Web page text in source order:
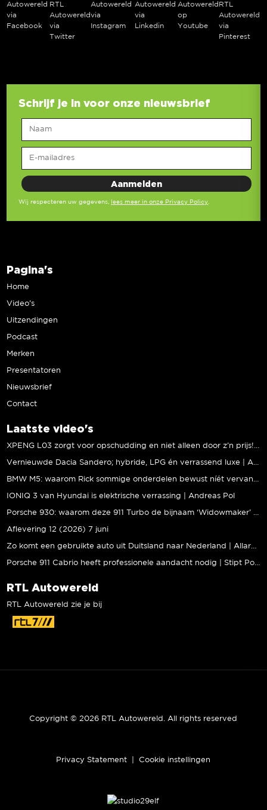
Autowereld
via
Facebook
RTL
Autowereld
via
Twitter
Autowereld
via
Instagram
Autowereld
via
Linkedin
Autowereld
op
Youtube
RTL
Autowereld
via
Pinterest
Schrijf je in voor onze nieuwsbrief
Wij respecteren uw gegevens, lees meer in onze Privacy Policy
Pagina's
Home
Video’s
Uitzendingen
Podcast
Merken
Presentatoren
Nieuwsbrief
Contact
Laatste video's
IONIQ 3 van Hyundai is elektrische verrassing | Andreas Pol
Aflevering 12 (2026) 7 juni
RTL Autowereld
RTL Autowereld zie je bij
Copyright © 2026 RTL Autowereld. All rights reserved
Privacy Statement Cookie instellingen